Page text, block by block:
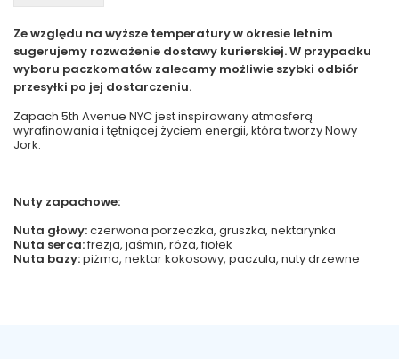
Ze względu na wyższe temperatury w okresie letnim
sugerujemy rozważenie dostawy kurierskiej. W przypadku
wyboru paczkomatów zalecamy możliwie szybki odbiór
przesyłki po jej dostarczeniu.
Zapach 5th Avenue NYC jest inspirowany atmosferą
wyrafinowania i tętniącej życiem energii, która tworzy Nowy
Jork.
Nuty zapachowe:
Nuta głowy:czerwona porzeczka, gruszka, nektarynka
Nuta serca:frezja, jaśmin, róża, fiołek
Nuta bazy:piżmo, nektar kokosowy, paczula, nuty drzewne